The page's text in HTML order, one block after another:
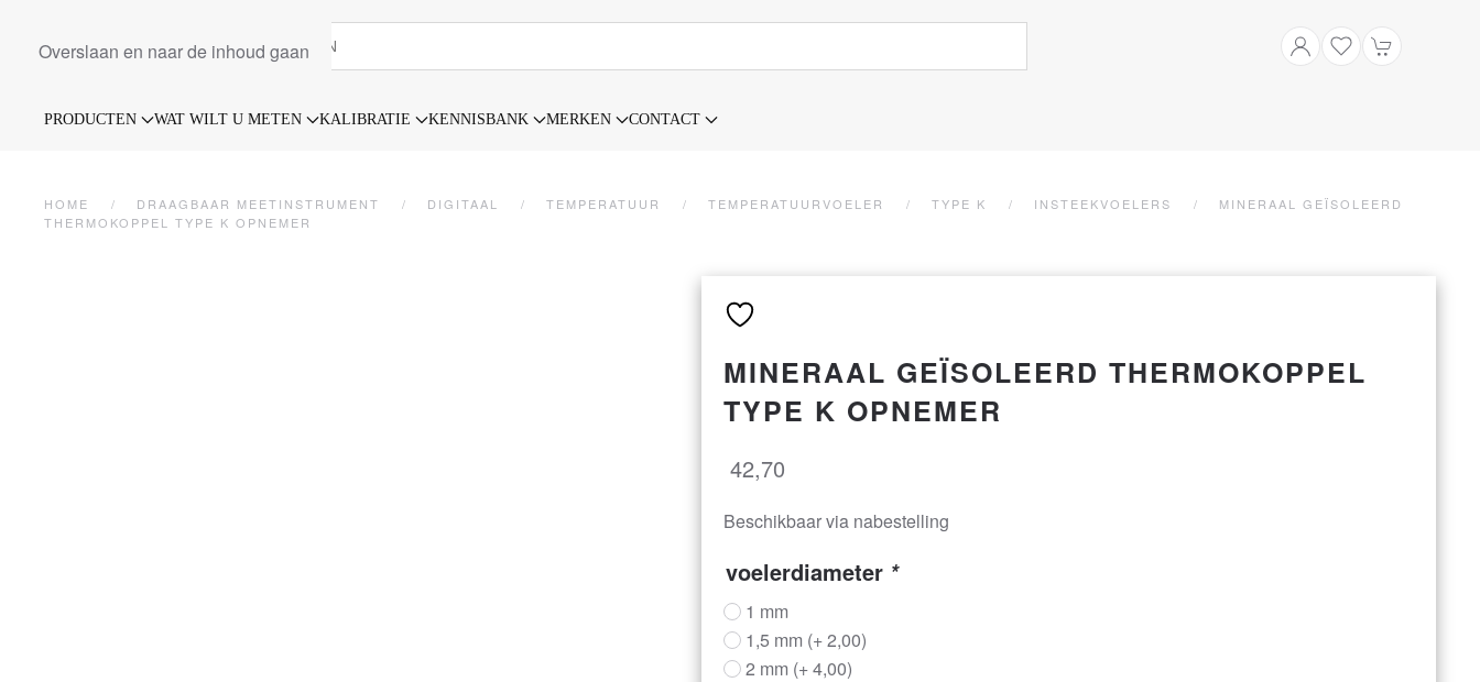
Overslaan en naar de inhoud gaan
PRODUCTEN WAT WILT U METEN KALIBRATIE KENNISBANK MERKEN CONTACT
HOME DRAAGBAAR MEETINSTRUMENT DIGITAAL TEMPERATUUR TEMPERATUURVOELER TYPE K INSTEEKVOELERS
MINERAAL GEÏSOLEERD
THERMOKOPPEL TYPE K OPNEMER
MINERAAL GEÏSOLEERD THERMOKOPPEL
TYPE K OPNEMER
42,70
Beschikbaar via nabestelling
voelerdiameter *
1 mm
1,5 mm (+2,00)
2 mm (+4,00)